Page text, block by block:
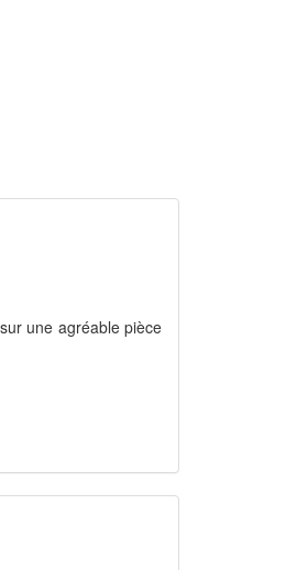
une agréable pièce